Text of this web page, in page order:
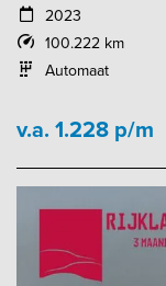
2023
100.222 km
Automaat
v.a. 1.228 p/m